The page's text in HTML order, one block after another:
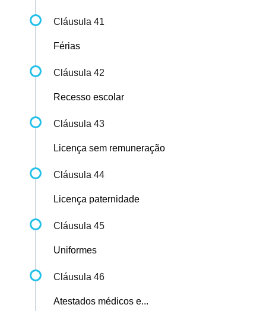
Cláusula 41
Férias
Cláusula 42
Recesso escolar
Cláusula 43
Licença sem remuneração
Cláusula 44
Licença paternidade
Cláusula 45
Uniformes
Cláusula 46
Atestados médicos e...